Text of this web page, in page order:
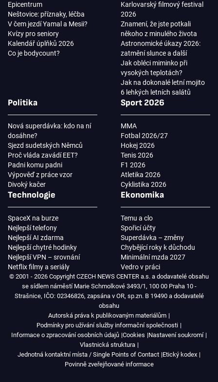
Epicentrum
Neštovice: příznaky, léčba
V čem jezdí Yamal a Mesii?
Kvízy pro seniory
Kalendář úplňků 2026
Co je bodycount?
Karlovarský filmový festival
2026
Znamení, že jste potkali
někoho z minulého života
Astronomické úkazy 2026:
zatmění slunce a další
Jak obléci miminko při
vysokých teplotách?
Jak na dokonalé letní mojito
6 lehkých letních salátů
Politika
Nová superdávka: kdo na ní
dosáhne?
Sjezd sudetských Němců
Proč vláda zavádí EET?
Padni komu padni
Výpověď z práce vzor
Divoký kačer
Sport 2026
MMA
Fotbal 2026/27
Hokej 2026
Tenis 2026
F1 2026
Atletika 2026
Cyklistika 2026
Technologie
SpaceX na burze
Nejlepší telefony
Nejlepší AI zdarma
Nejlepší chytré hodinky
Nejlepší VPN – srovnání
Netflix filmy a seriály
Ekonomika
Temu a clo
Spořicí účty
Superdávka – změny
Chybějící roky k důchodu
Minimální mzda 2027
Vedro v práci
© 2001 - 2026 Copyright CZECH NEWS CENTER a.s. a dodavatelé obsahu
se sídlem náměstí Marie Schmolkové 3493/1, 100 00 Praha 10 -
Strašnice, IČO: 02346826, zapsána v OR, sp.zn. B 19490 a dodavatelé
obsahu
Autorská práva k publikovaným materiálům
Podmínky pro užívání služby informační společnosti
Informace o zpracování osobních údajů Cookies Nastavení soukromí
Vlastnická struktura
Jednotná kontaktní místa / Single Points of Contact Etický kodex
Povinně zveřejňované informace